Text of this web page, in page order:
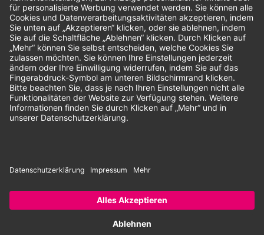
Unsere Zahlungsarten:
Rechnung SEPA-Lastschrift Vorkasse